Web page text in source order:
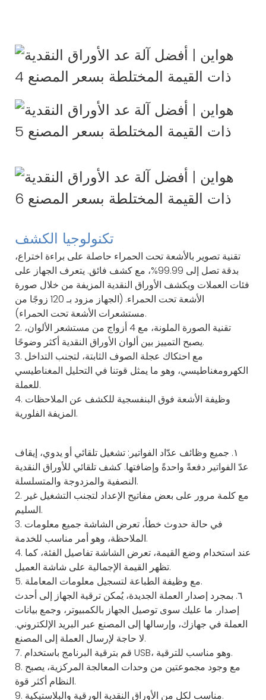
تكنولوجيا الكشف
تقنية تصوير بالأشعة تحت الحمراء حاصلة على براءة اختراع،
بدقة تصل إلى 99.99%، مع كشف فائق. يتعرف الجهاز على
فئات العملات ويكشف الأوراق النقدية المزيفة من خلال صورة
الأشعة تحت الحمراء. (الجهاز مزود بـ 120 زوجًا من
مستشعرات الأشعة تحت الحمراء).
2. تقنية الصورة الملونة، مع 4 أزواج من مستشعر الألوان،
يصبح التمييز بين ألوان الأوراق النقدية أكثر وضوحًا.
3. مع احتكاك عجلة الصوف الثابتة، لتجنب التداخل
الكهرومغناطيسي، وهو ما يمثل قوتنا في التحليل المغناطيسي
للعملة.
4. وظيفة الأشعة فوق البنفسجية للكشف عن الملاحظات
المزيفة الفلورية.
١. جميع وظائف عدّاد الفواتير: تشغيل تلقائي أو يدوي، إيقاف
عدّ الفواتير دفعةً واحدةً وإضافتها. كشف تلقائي للأوراق النقدية
النصفية والمزدوجة والمتسلسلة.
2. مع كلمة مرور على بعض مفاتيح الإعداد لتجنب التشغيل غير
السليم.
3. في حالة حدوث خطأ، تعرض الشاشة جميع معلومات
الملاحظة، وهو أمر مناسب للخدمة.
4. عند استخدام وضع القيمة، تعرض الشاشة تفاصيل الفئة، كما
تظهر القيمة الإجمالية على شاشة العميل.
5. مع وظيفة الطباعة لتسجيل معلومات المعاملة.
٦. بمجرد إصدار العملة الجديدة، يُمكن ترقية الجهاز إلى أحدث
إصدار. ما عليك سوى توصيل الجهاز بالكمبيوتر، وجمع بيانات
العملة في جهازك، وإرسالها إلى المصنع عبر البريد الإلكتروني.
لا حاجة لإرسال العملة إلى المصنع.
7. قم بترقية البرنامج باستخدام USB، وهو مناسب للترقية.
8. مع وجود مجموعتين من وحدات المعالجة المركزية، يصبح
النظام أكثر قوة.
9. مناسب لكل من الأوراق النقدية الورقية والبلاستيكية.